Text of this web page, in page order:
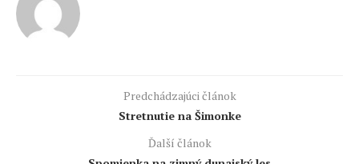
Predchádzajúci článok
Stretnutie na Šimonke
Ďalší článok